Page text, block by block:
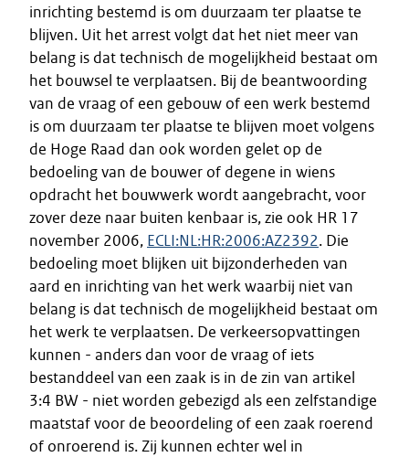
inrichting bestemd is om duurzaam ter plaatse te
blijven. Uit het arrest volgt dat het niet meer van
belang is dat technisch de mogelijkheid bestaat om
het bouwsel te verplaatsen. Bij de beantwoording
van de vraag of een gebouw of een werk bestemd
is om duurzaam ter plaatse te blijven moet volgens
de Hoge Raad dan ook worden gelet op de
bedoeling van de bouwer of degene in wiens
opdracht het bouwwerk wordt aangebracht, voor
zover deze naar buiten kenbaar is, zie ook HR 17
november 2006, ECLI:NL:HR:2006:AZ2392. Die
bedoeling moet blijken uit bijzonderheden van
aard en inrichting van het werk waarbij niet van
belang is dat technisch de mogelijkheid bestaat om
het werk te verplaatsen. De verkeersopvattingen
kunnen - anders dan voor de vraag of iets
bestanddeel van een zaak is in de zin van artikel
3:4 BW - niet worden gebezigd als een zelfstandige
maatstaf voor de beoordeling of een zaak roerend
of onroerend is. Zij kunnen echter wel in